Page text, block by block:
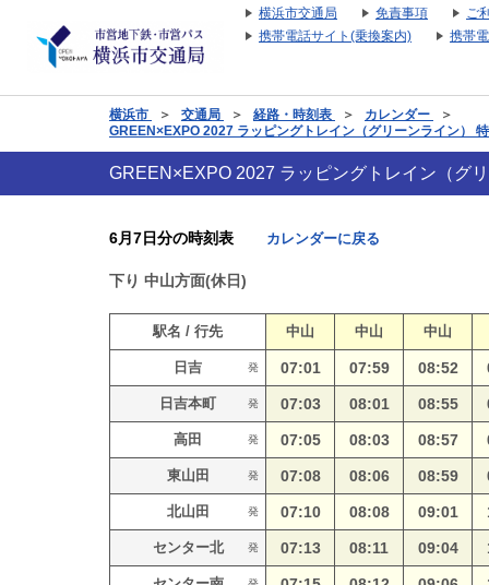
横浜市交通局 免責事項
ご
携帯電話サイト(乗換案内)
携帯
横浜市 ＞ 交通局 ＞ 経路・時刻表 ＞ カレンダー
＞
GREEN×EXPO 2027 ラッピングトレイン（グリーンライン）
GREEN×EXPO 2027 ラッピングトレイン（グ
6月7日分の時刻表 カレンダーに戻る
下り 中山方面(休日)
駅名 / 行先 中山 中山 中山
日吉 発 07:01 07:59 08:52
日吉本町 発 07:03 08:01 08:55
高田 発 07:05 08:03 08:57
東山田 発 07:08 08:06 08:59
北山田 発 07:10 08:08 09:01
センター北 発 07:13 08:11 09:04